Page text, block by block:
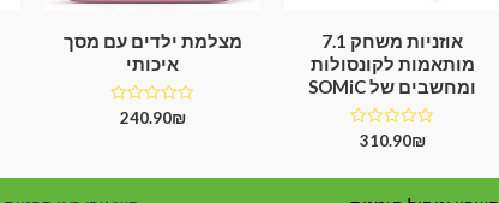
אוזניות משחק 7.1
מותאמות לקונסולות
ומחשבים של SOMiC
דורג
5
310.90₪
מצלמת ילדים עם מסך
איכותי
דורג240.90₪